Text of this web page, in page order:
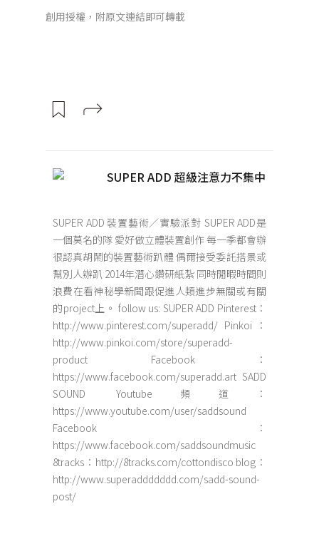
創用授權，附原文連結即可轉載
SUPER ADD 超級注意力不集中
SUPER ADD 裝置藝術／實驗派對 SUPER ADD是
一個莫名的隊 愛好做立體裝置創作 每一季都會辦
很認真胡鬧的裝置藝術趴體 偶爾接受委託搭景或
幫別人辦趴 2014年潛心鑽研紙紮 同時閒暇時間則
浪費在看神秘學新聞跟促進人類進步無關或有關
的project上。 follow us: SUPER ADD Pinterest：
http://www.pinterest.com/superadd/ Pinkoi：
http://www.pinkoi.com/store/superadd-
product Facebook：
https://www.facebook.com/superadd.art SADD
SOUND Youtube頻道：
https://www.youtube.com/user/saddsound
Facebook：
https://www.facebook.com/saddsoundmusic
8tracks：http://8tracks.com/cottondisco blog：
http://www.superaddddddd.com/sadd-sound-
post/